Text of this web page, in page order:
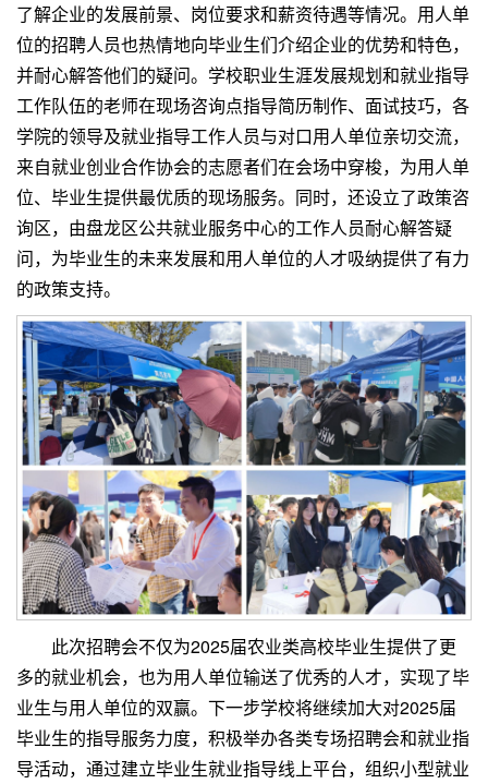
了解企业的发展前景、岗位要求和薪资待遇等情况。用人单
位的招聘人员也热情地向毕业生们介绍企业的优势和特色，
并耐心解答他们的疑问。学校职业生涯发展规划和就业指导
工作队伍的老师在现场咨询点指导简历制作、面试技巧，各
学院的领导及就业指导工作人员与对口用人单位亲切交流，
来自就业创业合作协会的志愿者们在会场中穿梭，为用人单
位、毕业生提供最优质的现场服务。同时，还设立了政策咨
询区，由盘龙区公共就业服务中心的工作人员耐心解答疑
问，为毕业生的未来发展和用人单位的人才吸纳提供了有力
的政策支持。
此次招聘会不仅为2025届农业类高校毕业生提供了更
多的就业机会，也为用人单位输送了优秀的人才，实现了毕
业生与用人单位的双赢。下一步学校将继续加大对2025届
毕业生的指导服务力度，积极举办各类专场招聘会和就业指
导活动，通过建立毕业生就业指导线上平台，组织小型就业